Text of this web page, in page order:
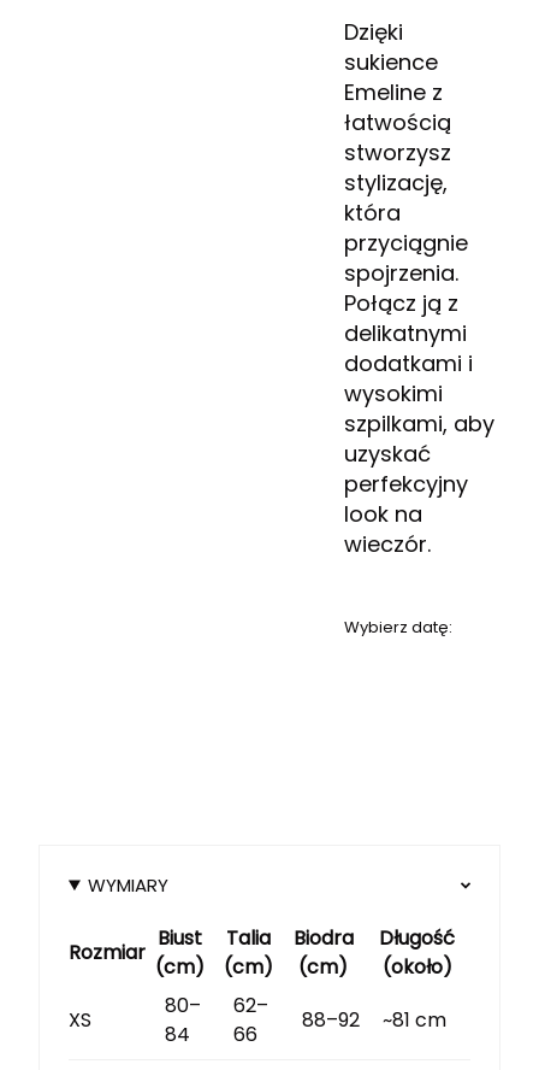
Dzięki
sukience
Emeline z
łatwością
stworzysz
stylizację,
która
przyciągnie
spojrzenia.
Połącz ją z
delikatnymi
dodatkami i
wysokimi
szpilkami, aby
uzyskać
perfekcyjny
look na
wieczór.
Wybierz datę:
WYMIARY
Rozmiar
Biust
(cm)
Talia
(cm)
Biodra
(cm)
Długość
(około)
XS
80–
84
62–
66
88–92 ~81 cm